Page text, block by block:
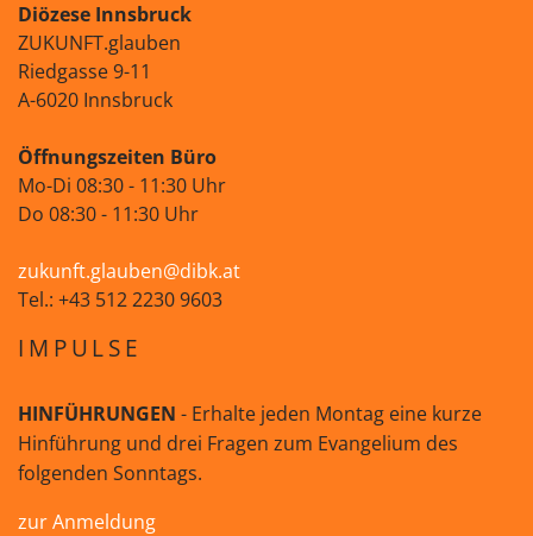
Diözese Innsbruck
ZUKUNFT.glauben
Riedgasse 9-11
A-6020 Innsbruck
Öffnungszeiten Büro
Mo-Di 08:30 - 11:30 Uhr
Do 08:30 - 11:30 Uhr
zukunft.glauben@dibk.at
Tel.: +43 512 2230 9603
IMPULSE
HINFÜHRUNGEN - Erhalte jeden Montag eine kurze
Hinführung und drei Fragen zum Evangelium des
folgenden Sonntags.
zur Anmeldung